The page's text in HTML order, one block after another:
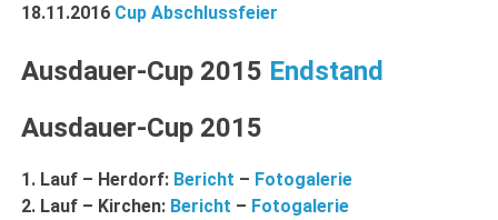
18.11.2016 Cup Abschlussfeier
Ausdauer-Cup 2015 Endstand
Ausdauer-Cup 2015
1. Lauf – Herdorf: Bericht – Fotogalerie
2. Lauf – Kirchen: Bericht – Fotogalerie